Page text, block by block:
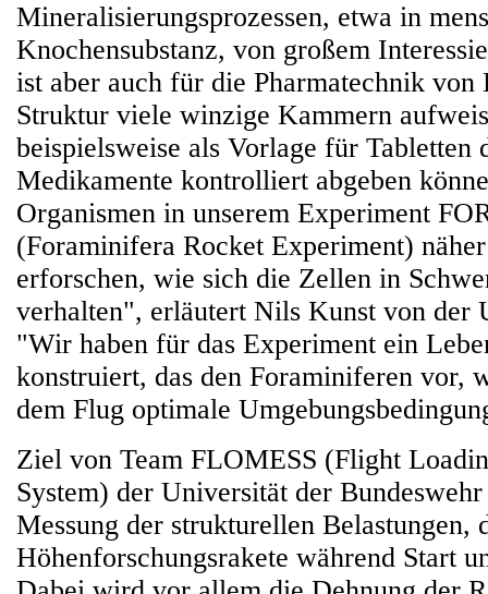
Mineralisierungsprozessen, etwa in
Knochensubstanz, von großem
ist aber auch für die Pharmatechnik von
Struktur viele winzige Kammern
beispielsweise als Vorlage für Tabletten
Medikamente kontrolliert abgeben
Organismen in unserem Experiment
(Foraminifera Rocket Experiment)
erforschen, wie sich die Zellen in
verhalten", erläutert Nils Kunst von der
"Wir haben für das Experiment ein
konstruiert, das den Foraminiferen vor,
dem Flug optimale
Ziel von Team FLOMESS (Flight
System) der Universität der
Messung der strukturellen Belastungen,
Höhenforschungsrakete während Start